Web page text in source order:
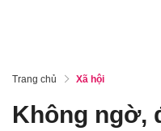
Trang chủ Xã hội
Không ngờ,